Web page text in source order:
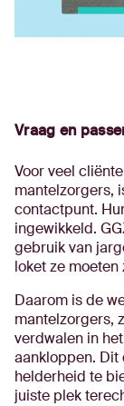
Vraag en
Voor veel
mantelzorgers,
contactpunt.
ingewikkeld.
gebruik van
loket ze
Daarom is de
mantelzorgers,
verdwalen in
aankloppen. Dit
helderheid te
juiste plek